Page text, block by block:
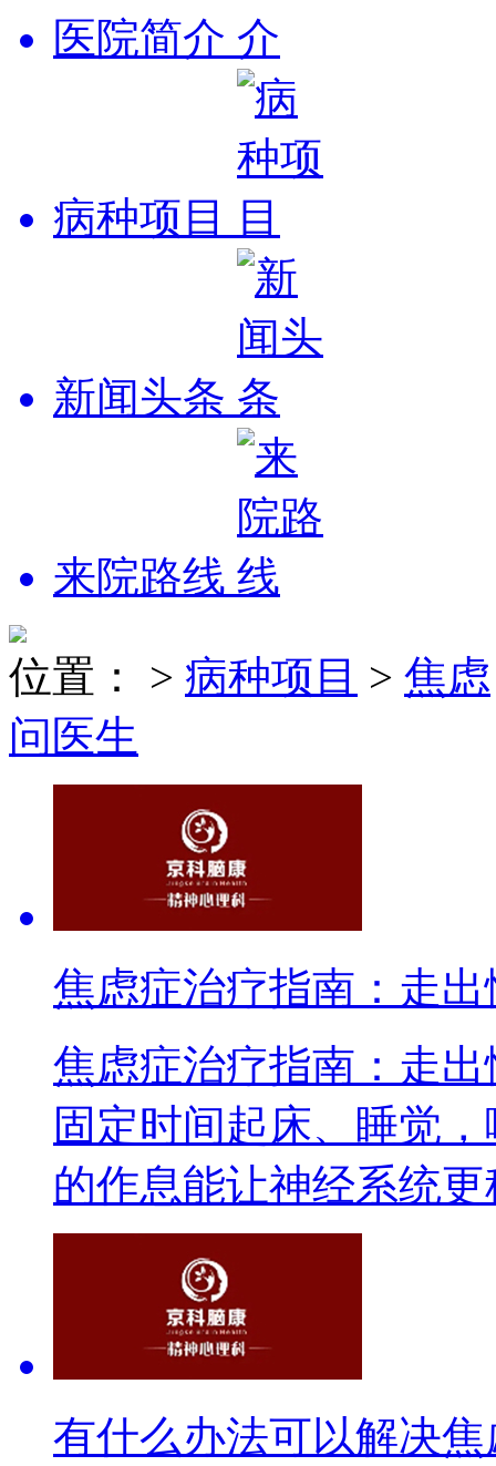
医院简介
病种项目
新闻头条
来院路线
位置： > 病种项目 > 焦虑
问医生
焦虑症治疗指南：走
焦虑症治疗指南：走
固定时间起床、睡觉
的作息能让神经系统
有什么办法可以解决